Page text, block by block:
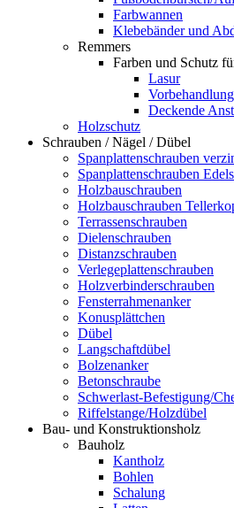
Farbwannen
Klebebänder und
Remmers
Farben und Schutz
Lasur
Deckende
Holzschutz
Schrauben / Nägel / Dübel
Spanplattenschrauben
Spanplattenschrauben
Holzbauschrauben
Holzbauschrauben
Terrassenschrauben
Dielenschrauben
Distanzschrauben
Verlegeplattenschrauben
Holzverbinderschrauben
Fensterrahmenanker
Konusplättchen
Dübel
Langschaftdübel
Bolzenanker
Betonschraube
Schwerlast-Befestigung/
Riffelstange/Holzdübel
Bau- und Konstruktionsholz
Bauholz
Kantholz
Bohlen
Schalung